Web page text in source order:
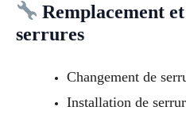
Remplacement
serrures
Changement de
Installation de